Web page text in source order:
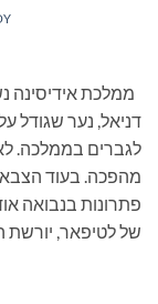
ממלכת אידיסינה
דניאל, נער שגודל
לגברים בממלכה.
מהפכה. בעוד
פתרונות בנבואה
של לטיפאר,